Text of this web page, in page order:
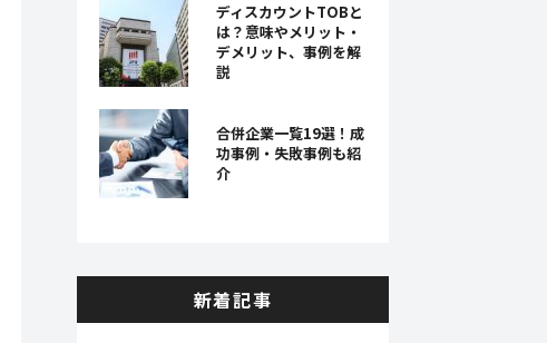
ディスカウントTOBと
は？意味やメリット・
デメリット、事例を解
説
合併企業一覧19選！成
功事例・失敗事例も紹
介
新着記事